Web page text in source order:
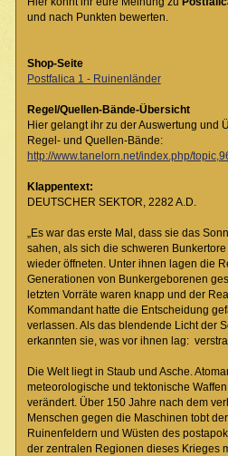
und nach Punkten bewerten.
Shop-Seite
Postfalica 1 - Ruinenländer
Regel/Quellen-Bände-Übersicht
Hier gelangt ihr zu der Auswertung und
Regel- und Quellen-Bände:
http://www.tanelorn.net/index.php/
Klappentext:
DEUTSCHER SEKTOR, 2282 A.D.
„Es war das erste Mal, dass sie das
sahen, als sich die schweren
wieder öffneten. Unter ihnen lagen die
Generationen von Bunkergeborenen
letzten Vorräte waren knapp und der
Kommandant hatte die Entscheidung
verlassen. Als das blendende Licht der
erkannten sie, was vor ihnen lag:
Die Welt liegt in Staub und Asche.
meteorologische und tektonische
verändert. Über 150 Jahre nach dem
Menschen gegen die Maschinen tobt
Ruinenfeldern und Wüsten des
der zentralen Regionen dieses Krieges